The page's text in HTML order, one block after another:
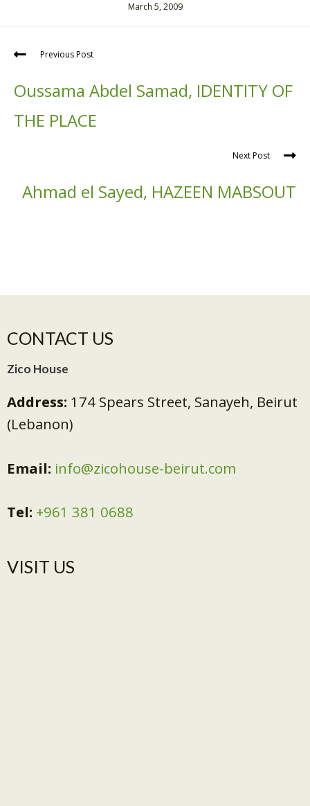
March 5, 2009
Previous Post
Oussama Abdel Samad, IDENTITY OF
THE PLACE
Next Post
Ahmad el Sayed, HAZEEN MABSOUT
CONTACT US
Zico House
Address: 174 Spears Street, Sanayeh, Beirut
(Lebanon)
Email: info@zicohouse-beirut.com
Tel: +961 381 0688
VISIT US​